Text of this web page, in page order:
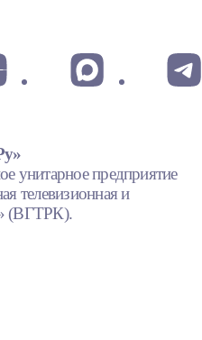
унитарное предприятие
телевизионная и
(ВГТРК).